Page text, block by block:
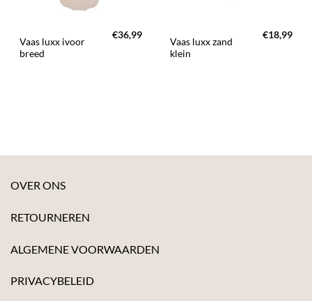
Vaas luxx ivoor
breed
€36,99
Vaas luxx zand
klein
€18,99
OVER ONS
RETOURNEREN
ALGEMENE VOORWAARDEN
PRIVACYBELEID